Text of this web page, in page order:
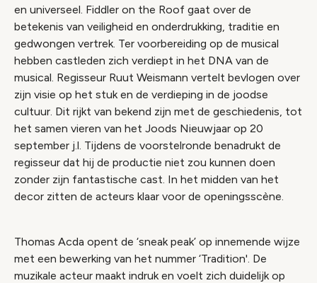
en universeel. Fiddler on the Roof gaat over de
betekenis van veiligheid en onderdrukking, traditie en
gedwongen vertrek. Ter voorbereiding op de musical
hebben castleden zich verdiept in het DNA van de
musical. Regisseur Ruut Weismann vertelt bevlogen over
zijn visie op het stuk en de verdieping in de joodse
cultuur. Dit rijkt van bekend zijn met de geschiedenis, tot
het samen vieren van het Joods Nieuwjaar op 20
september j.l. Tijdens de voorstelronde benadrukt de
regisseur dat hij de productie niet zou kunnen doen
zonder zijn fantastische cast. In het midden van het
decor zitten de acteurs klaar voor de openingsscène.
Thomas Acda opent de ‘sneak peak’ op innemende wijze
met een bewerking van het nummer ‘Tradition'. De
muzikale acteur maakt indruk en voelt zich duidelijk op